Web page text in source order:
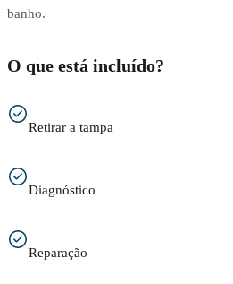
banho.
O que está incluído?
Retirar a tampa
Diagnóstico
Reparação